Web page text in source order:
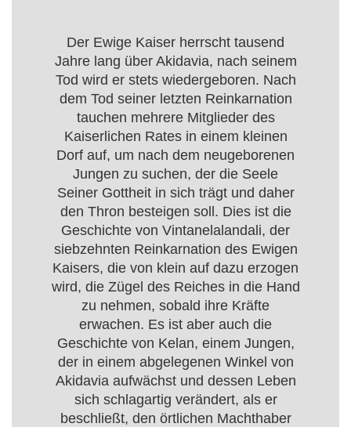
Der Ewige Kaiser herrscht tausend
Jahre lang über Akidavia, nach seinem
Tod wird er stets wiedergeboren. Nach
dem Tod seiner letzten Reinkarnation
tauchen mehrere Mitglieder des
Kaiserlichen Rates in einem kleinen
Dorf auf, um nach dem neugeborenen
Jungen zu suchen, der die Seele
Seiner Gottheit in sich trägt und daher
den Thron besteigen soll. Dies ist die
Geschichte von Vintanelalandali, der
siebzehnten Reinkarnation des Ewigen
Kaisers, die von klein auf dazu erzogen
wird, die Zügel des Reiches in die Hand
zu nehmen, sobald ihre Kräfte
erwachen. Es ist aber auch die
Geschichte von Kelan, einem Jungen,
der in einem abgelegenen Winkel von
Akidavia aufwächst und dessen Leben
sich schlagartig verändert, als er
beschließt, den örtlichen Machthaber